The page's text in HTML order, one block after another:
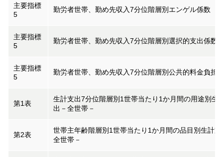
主要指標
5
勤労者世帯、勤め先収入7分位階層別エンゲル係数
主要指標
5
勤労者世帯、勤め先収入7分位階層別選択的支出係数
主要指標
5
勤労者世帯、勤め先収入7分位階層別公共的料金負担
第1表
生計支出7分位階層別1世帯当たり1か月間の用途別生
出－全世帯－
第2表
世帯主年齢階層別1世帯当たり1か月間の品目別生計支
全世帯－